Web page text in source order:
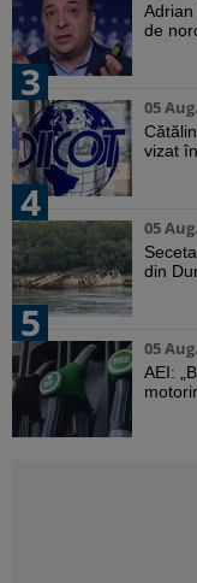
de
3
05
vizat
4
05
din
5
05
AEI: